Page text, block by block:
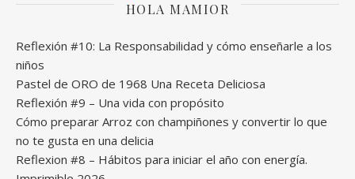
HOLA MAMIOR
Reflexión #10: La Responsabilidad y cómo enseñarle a los
niños
Pastel de ORO de 1968 Una Receta Deliciosa
Reflexión #9 – Una vida con propósito
Cómo preparar Arroz con champiñones y convertir lo que
no te gusta en una delicia
Reflexion #8 – Hábitos para iniciar el año con energía.